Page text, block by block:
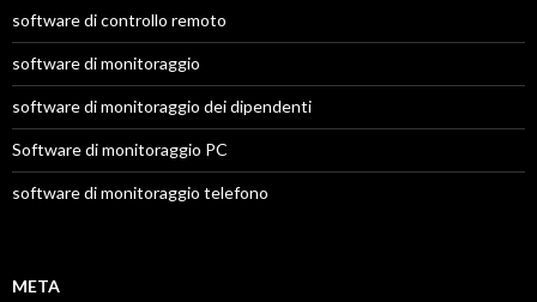
software di controllo remoto
software di monitoraggio
software di monitoraggio dei dipendenti
Software di monitoraggio PC
software di monitoraggio telefono
META